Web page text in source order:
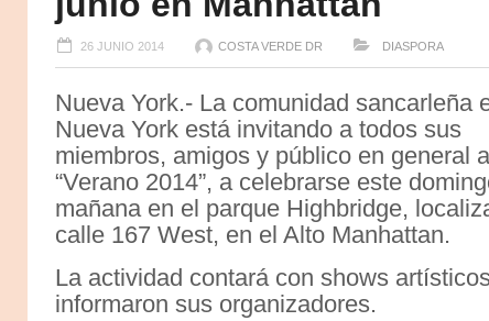
26 JUNIO 2014 COSTA VERDE DR DIASPORA
Nueva York.- La comunidad sancarleña
Nueva York está invitando a todos sus
miembros, amigos y público en general
“Verano 2014”, a celebrarse este
mañana en el parque Highbridge,
calle 167 West, en el Alto Manhattan.
La actividad contará con shows
informaron sus organizadores.